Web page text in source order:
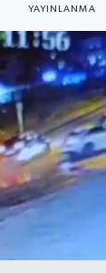
YAYINLANMA